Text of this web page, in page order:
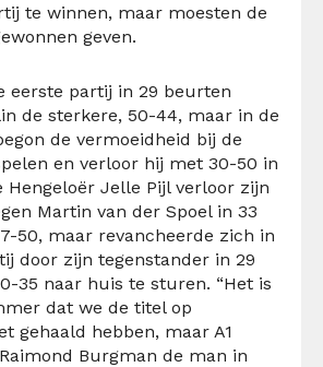
te winnen, maar moesten de
geven.
eerste partij in 29 beurten
de sterkere, 50-44, maar in de
de vermoeidheid bij de
en verloor hij met 30-50 in
Hengeloër Jelle Pijl verloor zijn
Martin van der Spoel in 33
50, maar revancheerde zich in
door zijn tegenstander in 29
35 naar huis te sturen. “Het is
dat we de titel op
gehaald hebben, maar A1
Burgman de man in